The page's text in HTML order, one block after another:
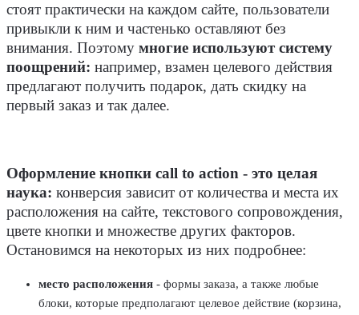
стоят практически на каждом сайте, пользователи
привыкли к ним и частенько оставляют без
внимания. Поэтому многие используют систему
поощрений: например, взамен целевого действия
предлагают получить подарок, дать скидку на
первый заказ и так далее.
Оформление кнопки call to action - это целая
наука: конверсия зависит от количества и места их
расположения на сайте, текстового сопровождения,
цвете кнопки и множестве других факторов.
Остановимся на некоторых из них подробнее:
место расположения - формы заказа, а также любые
блоки, которые предполагают целевое действие (корзина,